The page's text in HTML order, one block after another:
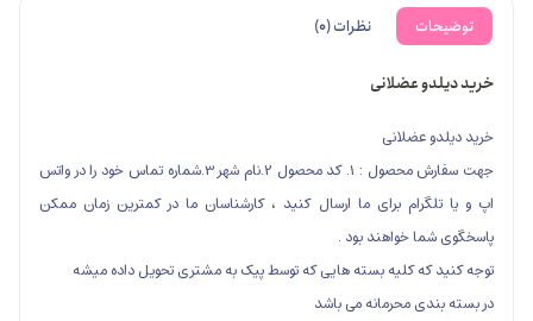
نظرات (0)
عضلانی
عضلانی
جهت سفارش محصول : 1. کد محصول 2.نام شهر 3.شماره تماس خود را در واتس
برای ما ارسال کنید ، کارشناسان ما در کمترین زمان ممکن
خواهند بود .
کلیه بسته هایی که توسط پیک به مشتری تحویل داده میشه
محرمانه می باشد